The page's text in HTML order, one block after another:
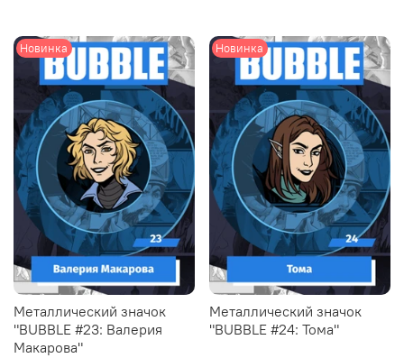
Новинка
Металлический значок
"BUBBLE #23: Валерия
Макарова"
Новинка
Металлический значок
"BUBBLE #24: Тома"